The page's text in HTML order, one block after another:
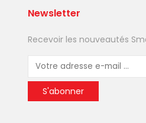
Newsletter
Recevoir les nouveautés